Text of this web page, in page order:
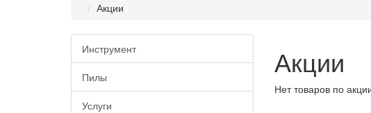
Акции
Инструмент
Пилы
Услуги
Акции
Нет товаров по